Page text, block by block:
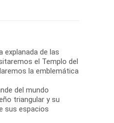
explanada de las
el Templo del
la emblemática
del mundo
triangular y su
sus espacios